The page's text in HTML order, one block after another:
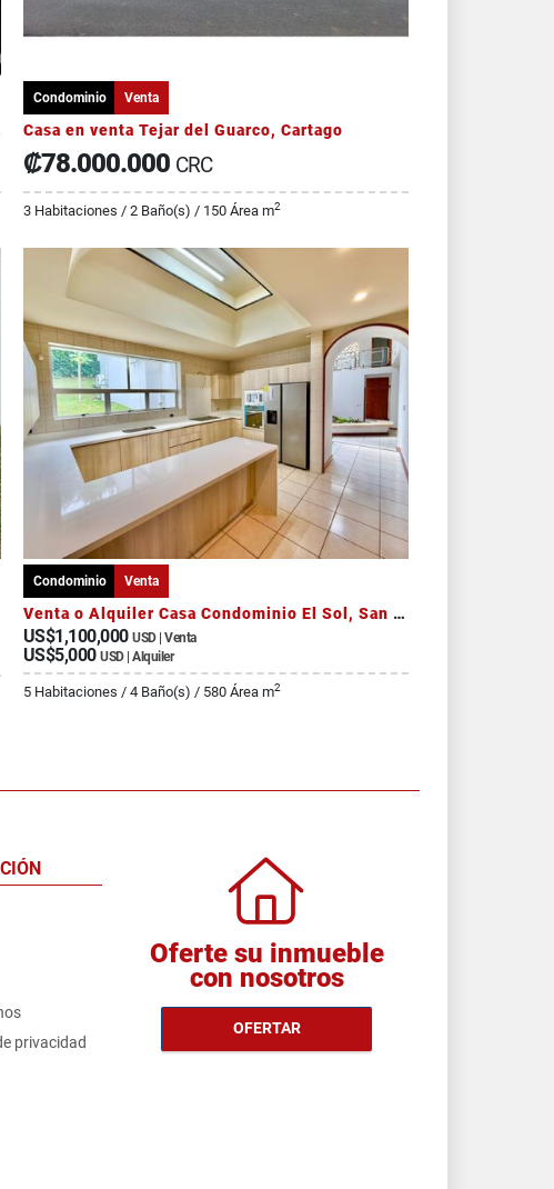
Condominio Venta
Casa en venta Tejar del Guarco, Cartago
₡78.000.000 CRC
3 Habitaciones / 2 Baño(s) / 150 Área m2
Condominio Venta
Venta o Alquiler Casa Condominio El Sol, San Rafael de Escazú
US$1,100,000USD | Venta
US$5,000USD | Alquiler
5 Habitaciones / 4 Baño(s) / 580 Área m2
privacidad
Oferte su inmueble
con nosotros
OFERTAR